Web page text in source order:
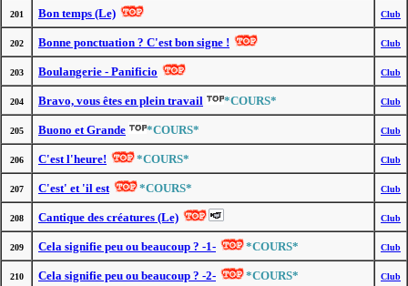
201 Bon temps (Le) Club
202 Bonne ponctuation ? C'est bon signe ! Club
203 Boulangerie - Panificio Club
204 Bravo, vous êtes en plein travail *COURS* Club
205 Buono et Grande *COURS* Club
206 C'est l'heure! *COURS* Club
207 C'est' et 'il est *COURS* Club
208 Cantique des créatures (Le) Club
209 Cela signifie peu ou beaucoup ? -1- *COURS* Club
210 Cela signifie peu ou beaucoup ? -2- *COURS* Club